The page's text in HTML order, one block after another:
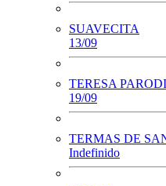
SUAVECITA
13/09
TERESA
19/09
TERMAS DE
Indefinido